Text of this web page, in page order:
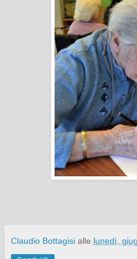
Claudio Bottagisi alle lunedì,